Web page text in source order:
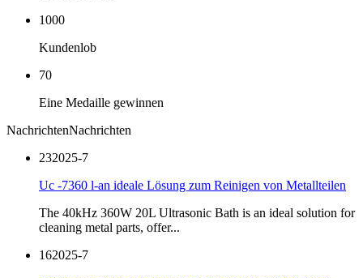
1000
Kundenlob
70
Eine Medaille gewinnen
NachrichtenNachrichten
232025-7
Uc -7360 l-an ideale Lösung zum Reinigen von Metallteilen
The 40kHz 360W 20L Ultrasonic Bath is an ideal solution for
cleaning metal parts, offer...
162025-7